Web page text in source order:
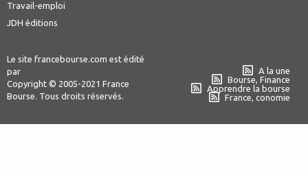
Travail-emploi
JDH éditions
Le site francebourse.com est édité
par
Copyright © 2005-2021 France
Bourse. Tous droits réservés.
A la une
Bourse, Finance
Apprendre la bourse
France, conomie